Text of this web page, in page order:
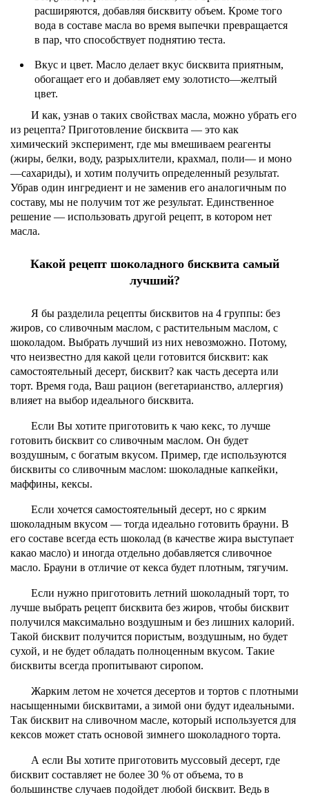
расширяются, добавляя бисквиту объем. Кроме того
вода в составе масла во время выпечки превращается
в пар, что способствует поднятию теста.
Вкус и цвет. Масло делает вкус бисквита приятным,
обогащает его и добавляет ему золотисто—желтый
цвет.
И как, узнав о таких свойствах масла, можно убрать его
из рецепта? Приготовление бисквита — это как
химический эксперимент, где мы вмешиваем реагенты
(жиры, белки, воду, разрыхлители, крахмал, поли— и моно
—сахариды), и хотим получить определенный результат.
Убрав один ингредиент и не заменив его аналогичным по
составу, мы не получим тот же результат. Единственное
решение — использовать другой рецепт, в котором нет
масла.
Какой рецепт шоколадного бисквита самый
лучший?
Я бы разделила рецепты бисквитов на 4 группы: без
жиров, со сливочным маслом, с растительным маслом, с
шоколадом. Выбрать лучший из них невозможно. Потому,
что неизвестно для какой цели готовится бисквит: как
самостоятельный десерт, бисквит? как часть десерта или
торт. Время года, Ваш рацион (вегетарианство, аллергия)
влияет на выбор идеального бисквита.
Если Вы хотите приготовить к чаю кекс, то лучше
готовить бисквит со сливочным маслом. Он будет
воздушным, с богатым вкусом. Пример, где используются
бисквиты со сливочным маслом: шоколадные капкейки,
маффины, кексы.
Если хочется самостоятельный десерт, но с ярким
шоколадным вкусом — тогда идеально готовить брауни. В
его составе всегда есть шоколад (в качестве жира выступает
какао масло) и иногда отдельно добавляется сливочное
масло. Брауни в отличие от кекса будет плотным, тягучим.
Если нужно приготовить летний шоколадный торт, то
лучше выбрать рецепт бисквита без жиров, чтобы бисквит
получился максимально воздушным и без лишних калорий.
Такой бисквит получится пористым, воздушным, но будет
сухой, и не будет обладать полноценным вкусом. Такие
бисквиты всегда пропитывают сиропом.
Жарким летом не хочется десертов и тортов с плотными
насыщенными бисквитами, а зимой они будут идеальными.
Так бисквит на сливочном масле, который используется для
кексов может стать основой зимнего шоколадного торта.
А если Вы хотите приготовить муссовый десерт, где
бисквит составляет не более 30 % от объема, то в
большинстве случаев подойдет любой бисквит. Ведь в